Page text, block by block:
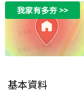
我家有多夯>>
基本資料